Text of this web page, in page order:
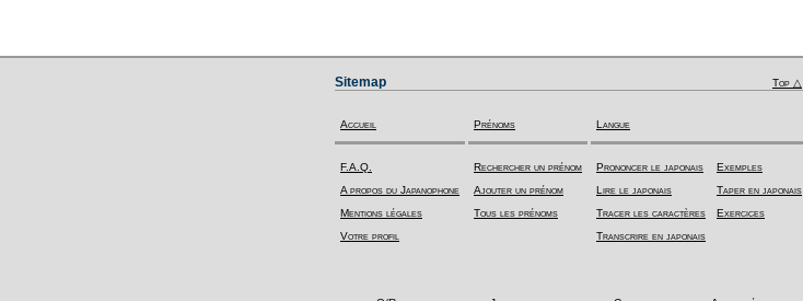
Sitemap Top △
Accueil
F.A.Q.
A propos du Japanophone
Mentions légales
Votre profil
Prénoms
Rechercher un prénom
Ajouter un prénom
Tous les prénoms
Langue
Prononcer le japonais
Lire le japonais
Tracer les caractères
Transcrire en japonais
Exemples
Taper en japonais
Exercices